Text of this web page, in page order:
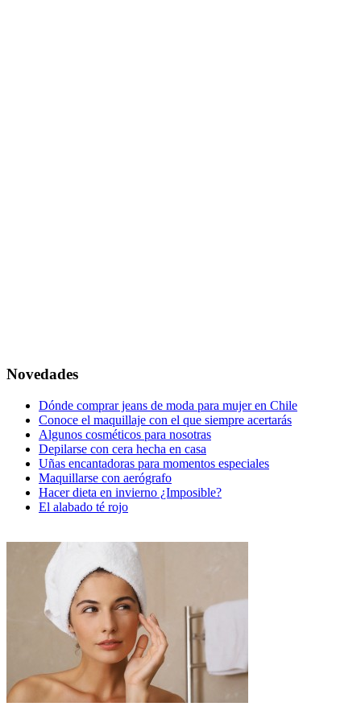
Novedades
Dónde comprar jeans de moda para mujer en Chile
Conoce el maquillaje con el que siempre acertarás
Algunos cosméticos para nosotras
Depilarse con cera hecha en casa
Uñas encantadoras para momentos especiales
Maquillarse con aerógrafo
Hacer dieta en invierno ¿Imposible?
El alabado té rojo